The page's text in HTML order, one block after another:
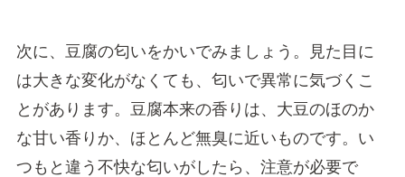
次に、豆腐の匂いをかいでみましょう。見た目に
は大きな変化がなくても、匂いで異常に気づくこ
とがあります。豆腐本来の香りは、大豆のほのか
な甘い香りか、ほとんど無臭に近いものです。い
つもと違う不快な匂いがしたら、注意が必要で